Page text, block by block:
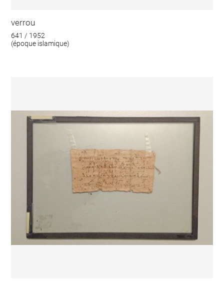
verrou
641 / 1952
(époque islamique)